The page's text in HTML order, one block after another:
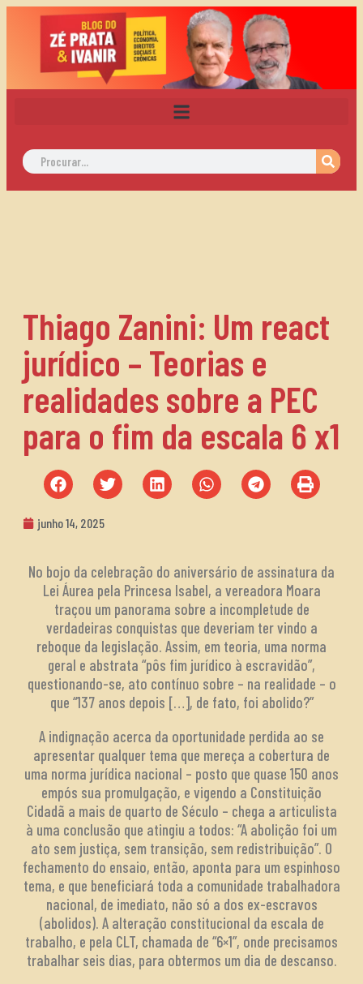
Thiago Zanini: Um react
jurídico – Teorias e
realidades sobre a PEC
para o fim da escala 6 x1
junho 14, 2025
No bojo da celebração do aniversário de assinatura da
Lei Áurea pela Princesa Isabel, a vereadora Moara
traçou um panorama sobre a incompletude de
verdadeiras conquistas que deveriam ter vindo a
reboque da legislação. Assim, em teoria, uma norma
geral e abstrata “pôs fim jurídico à escravidão”,
questionando-se, ato contínuo sobre – na realidade – o
que “137 anos depois […], de fato, foi abolido?”
A indignação acerca da oportunidade perdida ao se
apresentar qualquer tema que mereça a cobertura de
uma norma jurídica nacional – posto que quase 150 anos
empós sua promulgação, e vigendo a Constituição
Cidadã a mais de quarto de Século – chega a articulista
à uma conclusão que atingiu a todos: “A abolição foi um
ato sem justiça, sem transição, sem redistribuição”. O
fechamento do ensaio, então, aponta para um espinhoso
tema, e que beneficiará toda a comunidade trabalhadora
nacional, de imediato, não só a dos ex-escravos
(abolidos). A alteração constitucional da escala de
trabalho, e pela CLT, chamada de “6×1”, onde precisamos
trabalhar seis dias, para obtermos um dia de descanso.